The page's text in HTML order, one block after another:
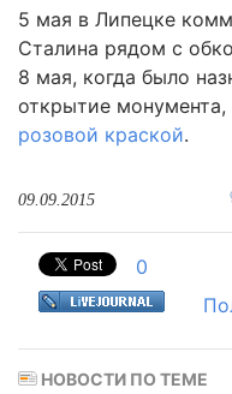
5 мая в Липецке
Сталина рядом с
8 мая, когда было
открытие монумента,
розовой краской.
09.09.2015
0
НОВОСТИ ПО ТЕМЕ